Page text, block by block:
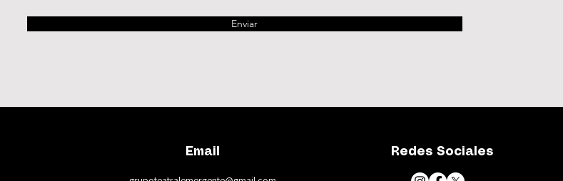
Enviar
Email Redes Sociales